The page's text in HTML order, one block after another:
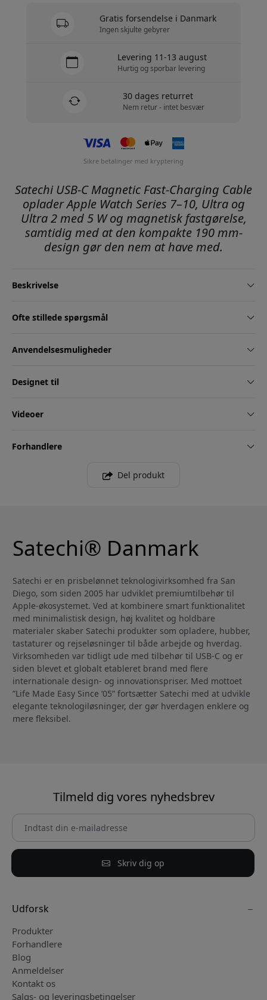
Gratis forsendelse i Danmark
Ingen skjulte gebyrer
Levering 11-13 august
Hurtig og sporbar levering
30 dages returret
Nem retur - intet besvær
Sikre betalinger med kryptering
Satechi USB-C Magnetic Fast-Charging Cable
oplader Apple Watch Series 7–10, Ultra og
Ultra 2 med 5 W og magnetisk fastgørelse,
samtidig med at den kompakte 190 mm-
design gør den nem at have med.
Beskrivelse
Ofte stillede spørgsmål
Anvendelsesmuligheder
Designet til
Videoer
Forhandlere
Del produkt
Satechi® Danmark
Satechi er en prisbelønnet teknologivirksomhed fra San
Diego, som siden 2005 har udviklet premiumtilbehør til
Apple-økosystemet. Ved at kombinere smart funktionalitet
med minimalistisk design, høj kvalitet og holdbare
materialer skaber Satechi produkter som opladere, hubber,
tastaturer og rejseløsninger til både arbejde og hverdag.
Virksomheden var tidligt ude med tilbehør til USB-C og er
siden blevet et globalt etableret brand med flere
internationale design- og innovationspriser. Med mottoet
”Life Made Easy Since ’05” fortsætter Satechi med at udvikle
elegante teknologiløsninger, der gør hverdagen enklere og
mere fleksibel.
Tilmeld dig vores nyhedsbrev
Skriv dig op
Udforsk
Produkter
Forhandlere
Blog
Anmeldelser
Kontakt os
Salgs- og leveringsbetingelser